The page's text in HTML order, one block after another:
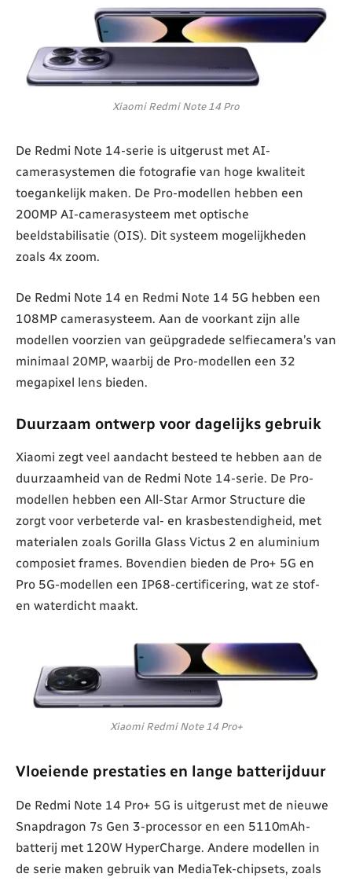
Xiaomi Redmi Note 14 Pro
De Redmi Note 14-serie is uitgerust met AI-
camerasystemen die fotografie van hoge kwaliteit
toegankelijk maken. De Pro-modellen hebben een
200MP AI-camerasysteem met optische
beeldstabilisatie (OIS). Dit systeem mogelijkheden
zoals 4x zoom.
De Redmi Note 14 en Redmi Note 14 5G hebben een
108MP camerasysteem. Aan de voorkant zijn alle
modellen voorzien van geüpgradede selfiecamera’s van
minimaal 20MP, waarbij de Pro-modellen een 32
megapixel lens bieden.
Duurzaam ontwerp voor dagelijks gebruik
Xiaomi zegt veel aandacht besteed te hebben aan de
duurzaamheid van de Redmi Note 14-serie. De Pro-
modellen hebben een All-Star Armor Structure die
zorgt voor verbeterde val- en krasbestendigheid, met
materialen zoals Gorilla Glass Victus 2 en aluminium
composiet frames. Bovendien bieden de Pro+ 5G en
Pro 5G-modellen een IP68-certificering, wat ze stof-
en waterdicht maakt.
Xiaomi Redmi Note 14 Pro+
Vloeiende prestaties en lange batterijduur
De Redmi Note 14 Pro+ 5G is uitgerust met de nieuwe
Snapdragon 7s Gen 3-processor en een 5110mAh-
batterij met 120W HyperCharge. Andere modellen in
de serie maken gebruik van MediaTek-chipsets, zoals